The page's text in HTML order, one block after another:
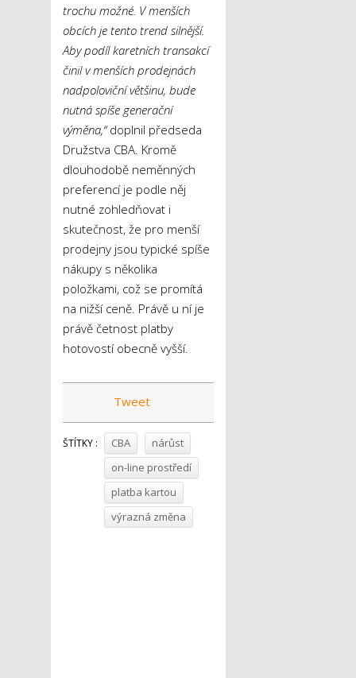
trochu možné. V menších
obcích je tento trend silnější.
Aby podíl karetních transakcí
činil v menších prodejnách
nadpoloviční většinu, bude
nutná spíše generační
výměna,“doplnil předseda
Družstva CBA. Kromě
dlouhodobě neměnných
preferencí je podle něj
nutné zohledňovat i
skutečnost, že pro menší
prodejny jsou typické spíše
nákupy s několika
položkami, což se promítá
na nižší ceně. Právě u ní je
právě četnost platby
hotovostí obecně vyšší.
Tweet
ŠTÍTKY : CBA
nárůst
on-line prostředí
platba kartou
výrazná změna